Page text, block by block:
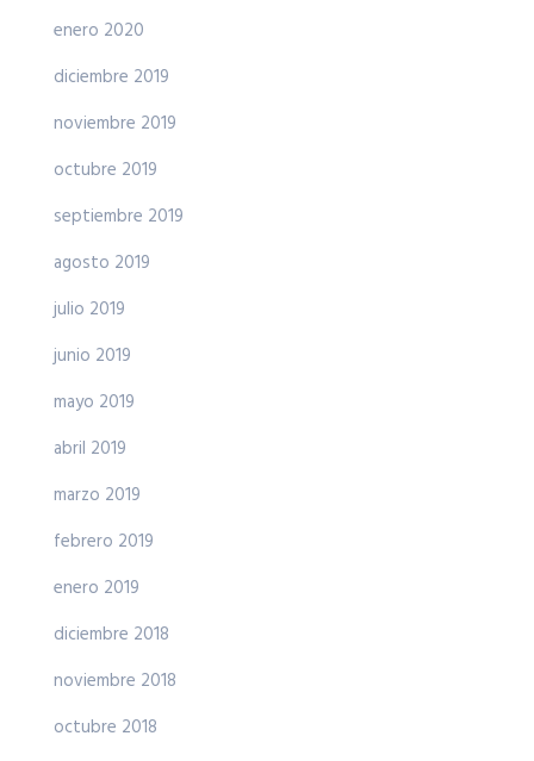
enero 2020
diciembre 2019
noviembre 2019
octubre 2019
septiembre 2019
agosto 2019
julio 2019
junio 2019
mayo 2019
abril 2019
marzo 2019
febrero 2019
enero 2019
diciembre 2018
noviembre 2018
octubre 2018